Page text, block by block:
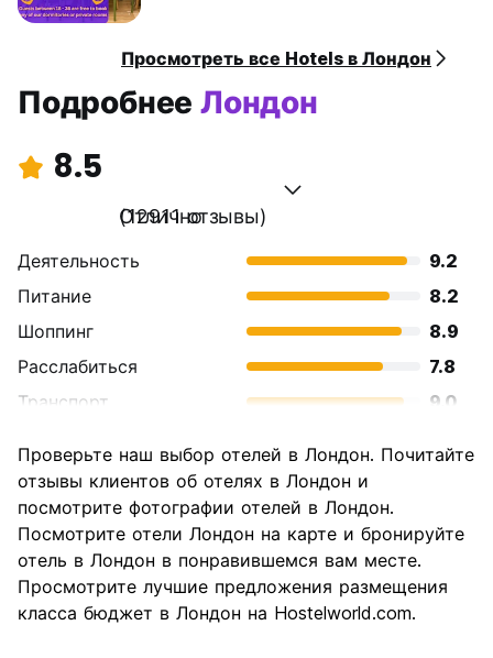
Просмотреть все Hotels в Лондон
ПодробнееЛондон
8.5
Отлично
(12911 отзывы)
Деятельность
9.2
Питание
8.2
Шоппинг
8.9
Расслабиться
7.8
Транспорт
9.0
достопримечательностей
9.4
Культура
Ночная жизнь
8.4
Соотношение цены и
качества
6.6
Проверьте наш выбор отелей в Лондон. Почитайте
отзывы клиентов об отелях в Лондон и
посмотрите фотографии отелей в Лондон.
Посмотрите отели Лондон на карте и бронируйте
отель в Лондон в понравившемся вам месте.
Просмотрите лучшие предложения размещения
класса бюджет в Лондон на Hostelworld.com.